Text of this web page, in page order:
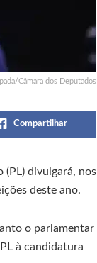
Câmara dos Deputados
Compartilhar
(PL) divulgará, nos
deste ano.
o parlamentar
à candidatura